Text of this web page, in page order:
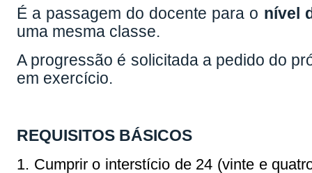
É a passagem do docente para o nível
uma mesma classe.
A progressão é solicitada a pedido do
em exercício.
REQUISITOS BÁSICOS
1. Cumprir o interstício de 24 (vinte e